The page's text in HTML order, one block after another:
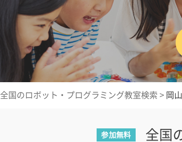
全国のロボット・プログラミング教室検索 > 岡
参加無料 全国